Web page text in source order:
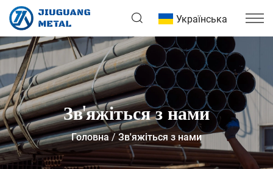
Українська
Зв'яжіться з нами
Головна Зв'яжіться з нами